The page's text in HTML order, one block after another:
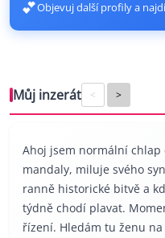
💕Objevuj další profily a
Můj inzerát < >
Ahoj jsem normální
mandaly, miluje svého
ranně historické bitvě a
týdně chodí plavat.
řízení. Hledám tu ženu